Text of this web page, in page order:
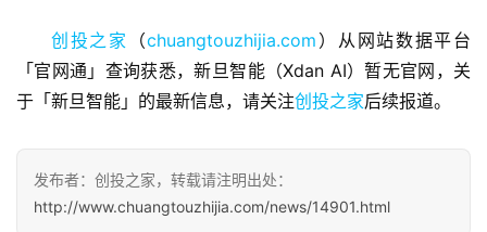
业
观
察
初
创
创投之家 （chuangtouzhijia.com ）从网站数据平台
「官网通」查询获悉，新旦智能（Xdan AI）暂无官网，关
于「新旦智能」的最新信息，请关注创投之家后续报道。
发布者：创投之家，转载请注明出处：
http://www.chuangtouzhijia.com/news/14901.html